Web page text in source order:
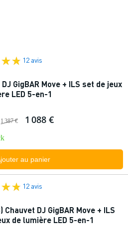
12 avis
GigBAR Move + ILS set de jeux
LED 5-en-1
1 387 € 1 088 €
au panier
12 avis
Chauvet DJ GigBAR Move + ILS
de lumière LED 5-en-1